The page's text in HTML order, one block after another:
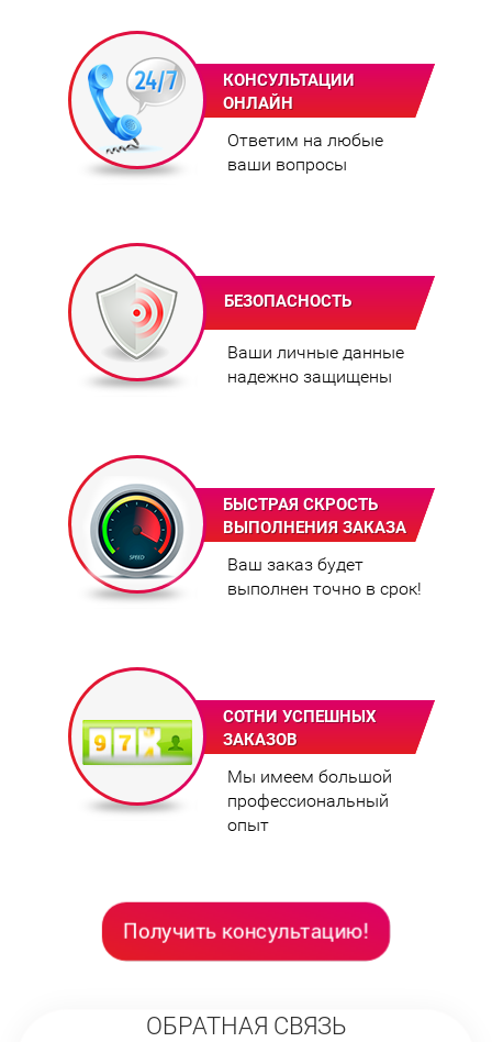
КОНСУЛЬТАЦИИ
ОНЛАЙН
Ответим на любые
ваши вопросы
БЕЗОПАСНОСТЬ
Ваши личные данные
надежно защищены
БЫСТРАЯ СКРОСТЬ
ВЫПОЛНЕНИЯ ЗАКАЗА
Ваш заказ будет
выполнен точно в срок!
СОТНИ УСПЕШНЫХ
ЗАКАЗОВ
Мы имеем большой
профессиональный
опыт
Получить консультацию!
ОБРАТНАЯ СВЯЗЬ